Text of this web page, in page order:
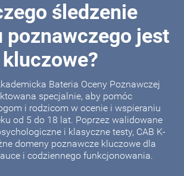
śledzenie
poznawczego jest
kluczowe?
Bateria Oceny Poznawczej
specjalnie, aby pomóc
i rodzicom w ocenie i wspieraniu
od 5 do 18 lat. Poprzez walidowane
i klasyczne testy, CAB K-
domeny poznawcze kluczowe dla
i codziennego funkcjonowania.